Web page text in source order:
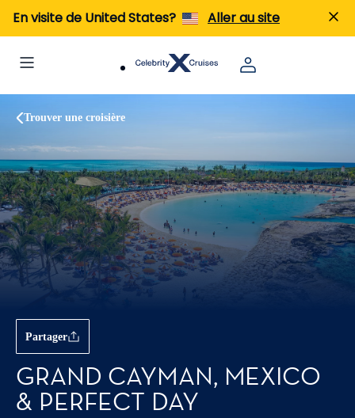
En visite de United States? Aller au site
Trouver une croisière
Partager
GRAND CAYMAN, MEXICO
& PERFECT DAY